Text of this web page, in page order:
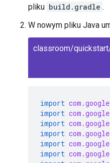
pliku build.gradle .
W nowym pliku Java
import
import
import
import
import
import